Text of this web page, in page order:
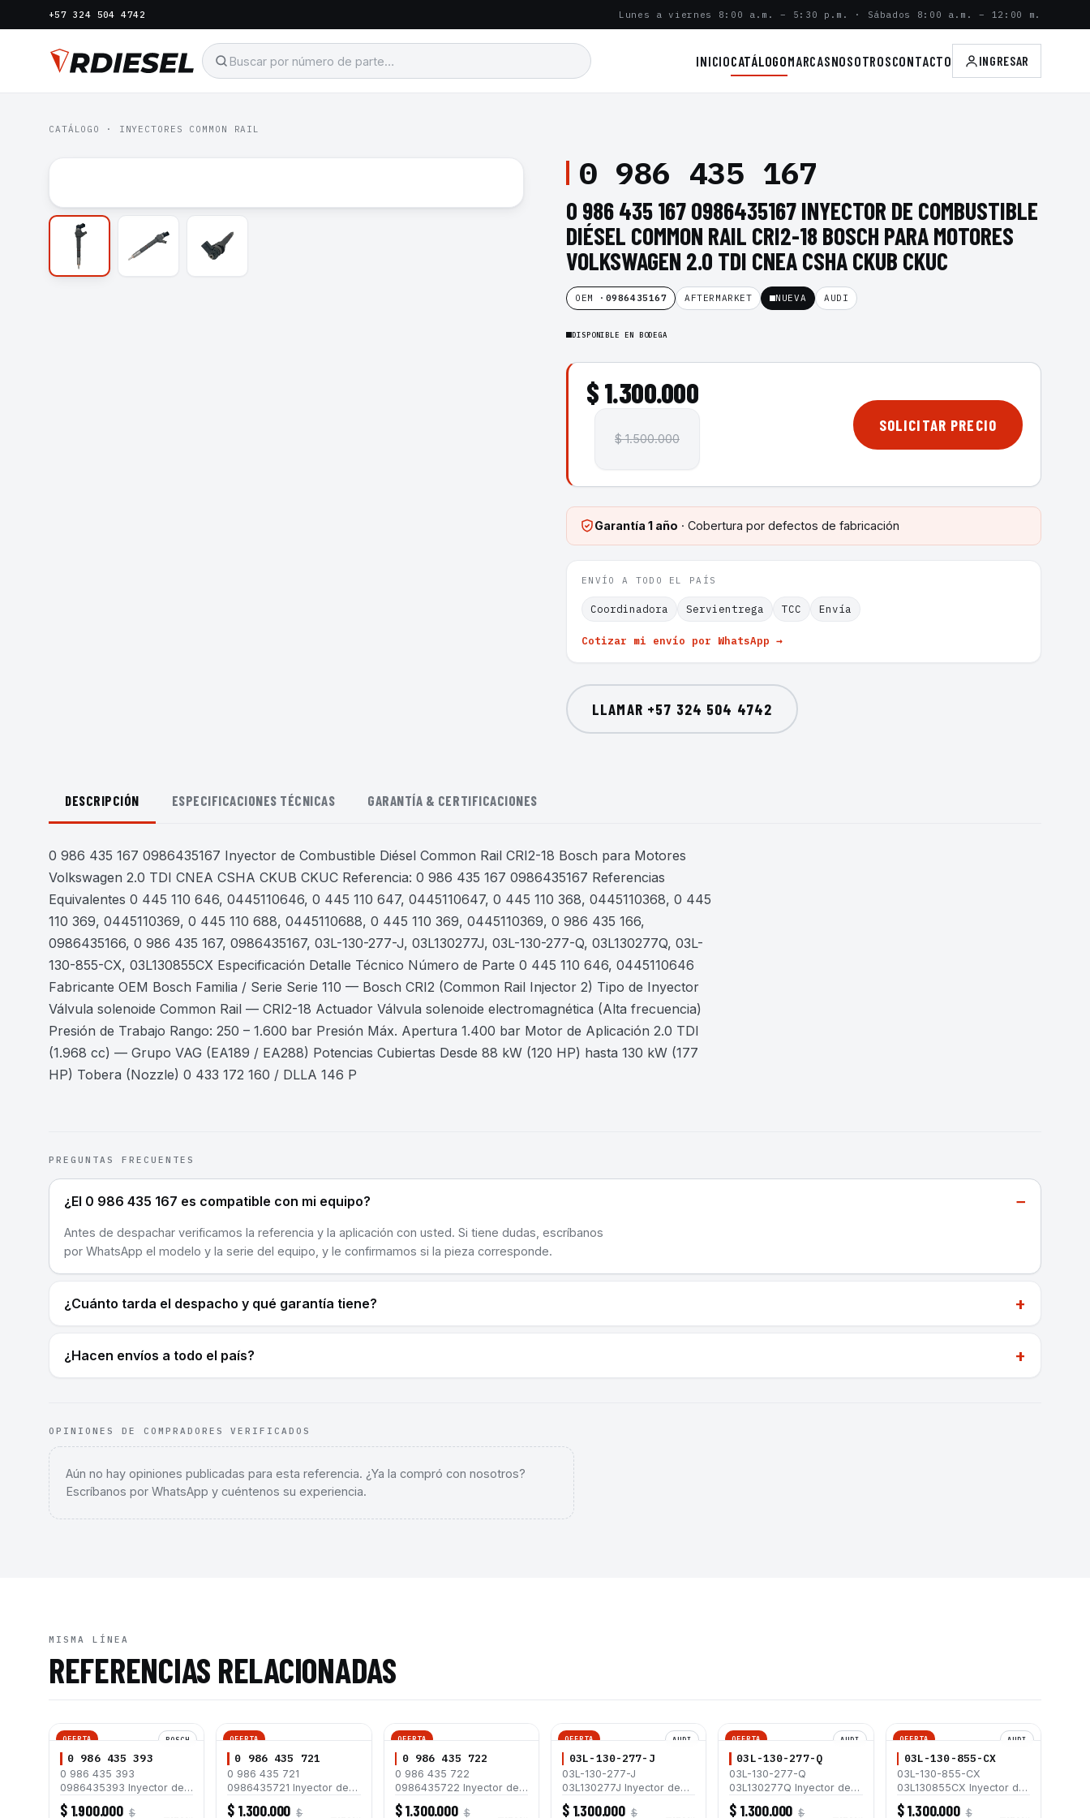
+57 324 504 4742 Lunes a viernes 8:00 a.m. – 5:30 p.m. · Sábados 8:00 a.m. – 12:00 m.
INICIOCATÁLOGOMARCASNOSOTROSCONTACTO INGRESAR
CATÁLOGO · INYECTORES COMMON RAIL
0 986 435 167
0 986 435 167 0986435167 INYECTOR DE COMBUSTIBLE
DIÉSEL COMMON RAIL CRI2-18 BOSCH PARA MOTORES
VOLKSWAGEN 2.0 TDI CNEA CSHA CKUB CKUC
OEM · 0986435167 AFTERMARKET NUEVA AUDI
DISPONIBLE EN BODEGA
$ 1.300.000
$ 1.500.000
SOLICITAR PRECIO
Garantía 1 año · Cobertura por defectos de fabricación
ENVÍO A TODO EL PAÍS
Coordinadora Servientrega TCC Envía
Cotizar mi envío por WhatsApp →
LLAMAR +57 324 504 4742
DESCRIPCIÓN ESPECIFICACIONES TÉCNICAS GARANTÍA & CERTIFICACIONES
0 986 435 167 0986435167 Inyector de Combustible Diésel Common Rail CRI2-18 Bosch para Motores
Volkswagen 2.0 TDI CNEA CSHA CKUB CKUC Referencia: 0 986 435 167 0986435167 Referencias
Equivalentes 0 445 110 646, 0445110646, 0 445 110 647, 0445110647, 0 445 110 368, 0445110368, 0 445
110 369, 0445110369, 0 445 110 688, 0445110688, 0 445 110 369, 0445110369, 0 986 435 166,
0986435166, 0 986 435 167, 0986435167, 03L-130-277-J, 03L130277J, 03L-130-277-Q, 03L130277Q, 03L-
130-855-CX, 03L130855CX Especificación Detalle Técnico Número de Parte 0 445 110 646, 0445110646
Fabricante OEM Bosch Familia / Serie Serie 110 — Bosch CRI2 (Common Rail Injector 2) Tipo de Inyector
Válvula solenoide Common Rail — CRI2-18 Actuador Válvula solenoide electromagnética (Alta frecuencia)
Presión de Trabajo Rango: 250 – 1.600 bar Presión Máx. Apertura 1.400 bar Motor de Aplicación 2.0 TDI
(1.968 cc) — Grupo VAG (EA189 / EA288) Potencias Cubiertas Desde 88 kW (120 HP) hasta 130 kW (177
HP) Tobera (Nozzle) 0 433 172 160 / DLLA 146 P
PREGUNTAS FRECUENTES
¿El 0 986 435 167 es compatible con mi equipo? −
Antes de despachar verificamos la referencia y la aplicación con usted. Si tiene dudas, escríbanos
por WhatsApp el modelo y la serie del equipo, y le confirmamos si la pieza corresponde.
¿Cuánto tarda el despacho y qué garantía tiene? +
¿Hacen envíos a todo el país? +
OPINIONES DE COMPRADORES VERIFICADOS
Aún no hay opiniones publicadas para esta referencia. ¿Ya la compró con nosotros?
Escríbanos por WhatsApp y cuéntenos su experiencia.
MISMA LÍNEA
REFERENCIAS RELACIONADAS
OFERTA BOSCH
0 986 435 393
0 986 435 393
0986435393 Inyector de
Combustible Common Rail
CRI3-18 Bosch para
$ 1.900.000 $
OFERTA
0 986 435 721
0 986 435 721
0986435721 Inyector de
Combustible Common Rail
Bosch para Motor
$ 1.300.000 $
OFERTA
0 986 435 722
0 986 435 722
0986435722 Inyector de
Combustible Common Rail
Bosch para Motor
$ 1.300.000 $
OFERTA AUDI
03L-130-277-J
03L-130-277-J
03L130277J Inyector de
Combustible Diésel
Common Rail CRI2-18
$ 1.300.000 $
OFERTA AUDI
03L-130-277-Q
03L-130-277-Q
03L130277Q Inyector de
Combustible Diésel
Common Rail CRI2-18
$ 1.300.000 $
OFERTA AUDI
03L-130-855-CX
03L-130-855-CX
03L130855CX Inyector de
Combustible Diésel
Common Rail CRI2-18
$ 1.300.000 $